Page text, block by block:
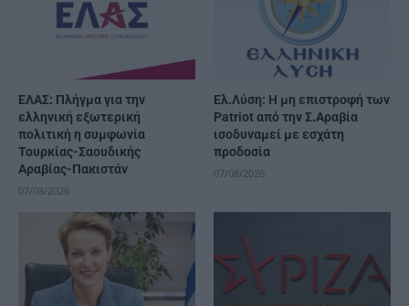
ΕΛΑΣ: Πλήγμα για την
ελληνική εξωτερική
πολιτική η συμφωνία
Τουρκίας-Σαουδικής
Αραβίας-Πακιστάν
07/08/2026
Ελ.Λύση: Η μη επιστροφή των
Patriot από την Σ.Αραβία
ισοδυναμεί με εσχάτη
προδοσία
07/08/2026